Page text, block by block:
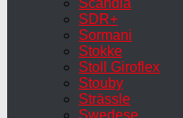
SDR+
Sormani
Stokke
Stoll Giroflex
Stouby
Strässle
Swedese